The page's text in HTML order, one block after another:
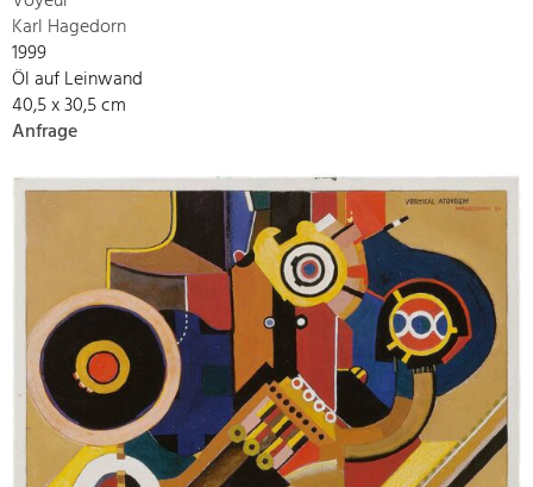
Karl Hagedorn
1999
Öl auf Leinwand
40,5 x 30,5 cm
Anfrage